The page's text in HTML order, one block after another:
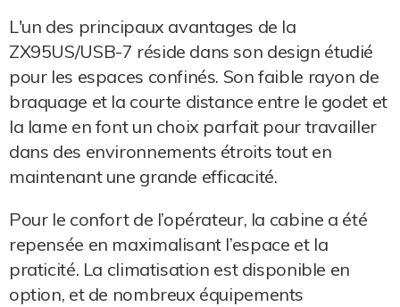
L'un des principaux avantages de la
ZX95US/USB-7 réside dans son design étudié
pour les espaces confinés. Son faible rayon de
braquage et la courte distance entre le godet et
la lame en font un choix parfait pour travailler
dans des environnements étroits tout en
maintenant une grande efficacité.
Pour le confort de l’opérateur, la cabine a été
repensée en maximalisant l’espace et la
praticité. La climatisation est disponible en
option, et de nombreux équipements